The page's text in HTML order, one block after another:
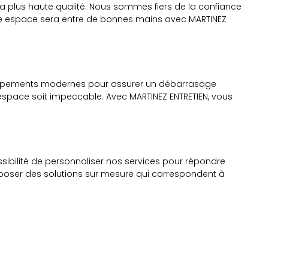
haute qualité. Nous sommes fiers de la confiance
sera entre de bonnes mains avec MARTINEZ
modernes pour assurer un débarrasage
soit impeccable. Avec MARTINEZ ENTRETIEN, vous
de personnaliser nos services pour répondre
des solutions sur mesure qui correspondent à